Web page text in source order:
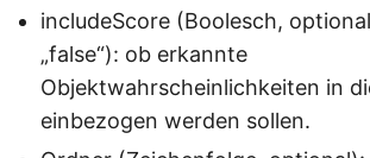
includeScore (Boolesch,
„false“): ob erkannte
Objektwahrscheinlichkeiten in
einbezogen werden sollen.